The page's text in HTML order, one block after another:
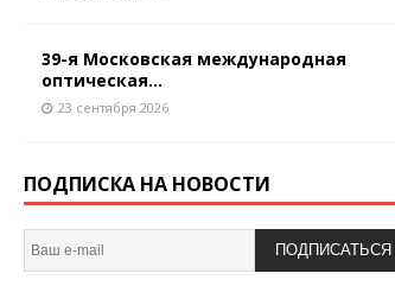
39-я Московская международная
оптическая...
23 сентября 2026
ПОДПИСКА НА НОВОСТИ
ПОДПИСАТЬСЯ